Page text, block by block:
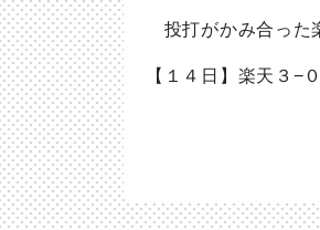
投打がかみ合った
【１４日】楽天３